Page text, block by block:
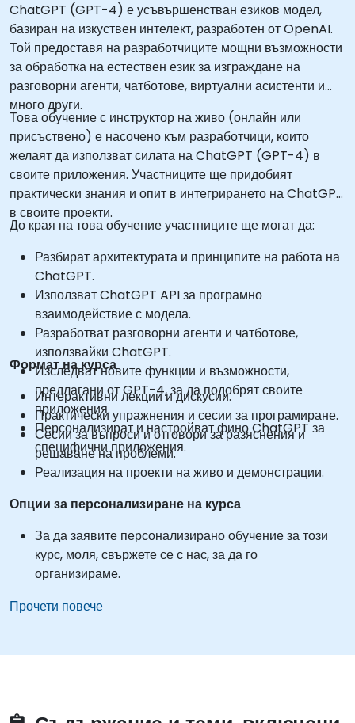
ChatGPT (GPT-4) е усъвършенстван езиков модел,
базиран на изкуствен интелект, разработен от OpenAI.
Той предоставя на разработчиците мощни възможности
за обработка на естествен език за изграждане на
разговорни агенти, чатботове, виртуални асистенти и
много други.
Това обучение с инструктор на живо (онлайн или
присъствено) е насочено към разработчици, които
желаят да използват силата на ChatGPT (GPT-4) в
своите приложения. Участниците ще придобият
практически знания и опит в интегрирането на ChatGPT
в своите проекти.
До края на това обучение участниците ще могат да:
Разбират архитектурата и принципите на работа на
ChatGPT.
Използват ChatGPT API за програмно
взаимодействие с модела.
Разработват разговорни агенти и чатботове,
използвайки ChatGPT.
Изследват новите функции и възможности,
предлагани от GPT-4, за да подобрят своите
приложения.
Персонализират и настройват фино ChatGPT за
специфични приложения.
Формат на курса
Интерактивни лекции и дискусии.
Практически упражнения и сесии за програмиране.
Сесии за въпроси и отговори за разяснения и
решаване на проблеми.
Реализация на проекти на живо и демонстрации.
Опции за персонализиране на курса
За да заявите персонализирано обучение за този
курс, моля, свържете се с нас, за да го
организираме.
Прочети повече